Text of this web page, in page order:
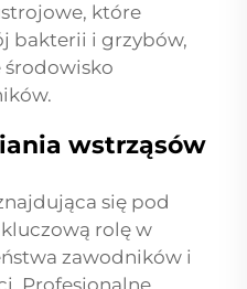
które
bakterii i grzybów,
wstrząsów
się pod
rolę w
zawodników i
Profesjonalne